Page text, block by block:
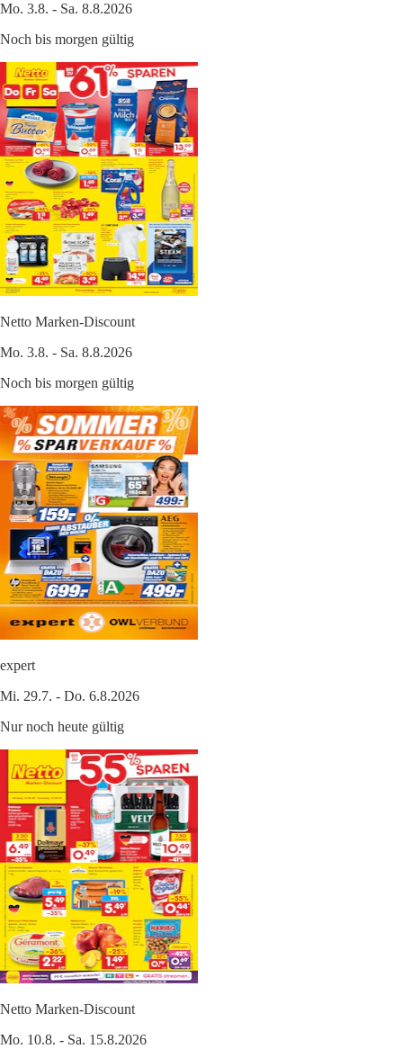
Mo. 3.8. - Sa. 8.8.2026
Noch bis morgen gültig
Netto Marken-Discount
Mo. 3.8. - Sa. 8.8.2026
Noch bis morgen gültig
expert
Mi. 29.7. - Do. 6.8.2026
Nur noch heute gültig
Netto Marken-Discount
Mo. 10.8. - Sa. 15.8.2026